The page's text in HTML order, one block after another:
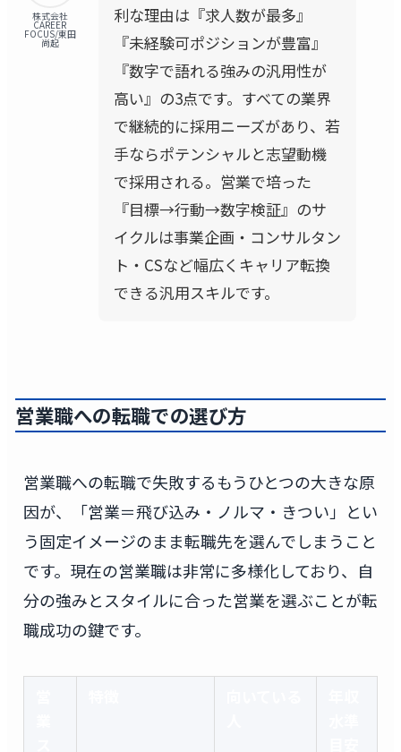
株式会社
CAREER
FOCUS/東田
尚起
利な理由は『求人数が最多』
『未経験可ポジションが豊富』
『数字で語れる強みの汎用性が
高い』の3点です。すべての業界
で継続的に採用ニーズがあり、若
手ならポテンシャルと志望動機
で採用される。営業で培った
『目標→行動→数字検証』のサ
イクルは事業企画・コンサルタン
ト・CSなど幅広くキャリア転換
できる汎用スキルです。
営業職への転職での選び方
営業職への転職で失敗するもうひとつの大きな原
因が、「営業＝飛び込み・ノルマ・きつい」とい
う固定イメージのまま転職先を選んでしまうこと
です。現在の営業職は非常に多様化しており、自
分の強みとスタイルに合った営業を選ぶことが転
職成功の鍵です。